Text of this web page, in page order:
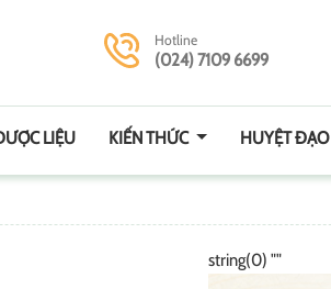
Hotline
(024) 7109 6699
LIỆU KIẾN THỨC HUYỆT ĐẠO
string(0) ""